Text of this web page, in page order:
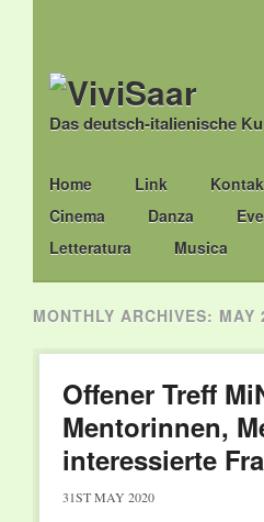
Das deutsch-italienische
Main menu
Skip
to
content
Home Link
Cinema
Danza
Letteratura
Musica
MONTHLY ARCHIVES: MAY
Offener Treff
Mentorinnen,
interessierte
31ST MAY 2020